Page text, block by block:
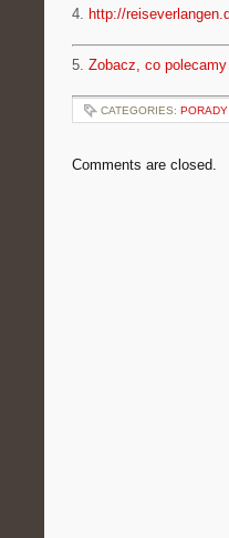
4. http://
5. Zobacz, co polecamy
CATEGORIES:
Comments are closed.